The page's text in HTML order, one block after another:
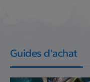
Guides d'achat